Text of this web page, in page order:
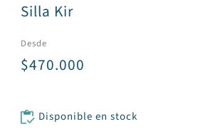
Silla Kir
Desde
$470.000
Disponible en stock